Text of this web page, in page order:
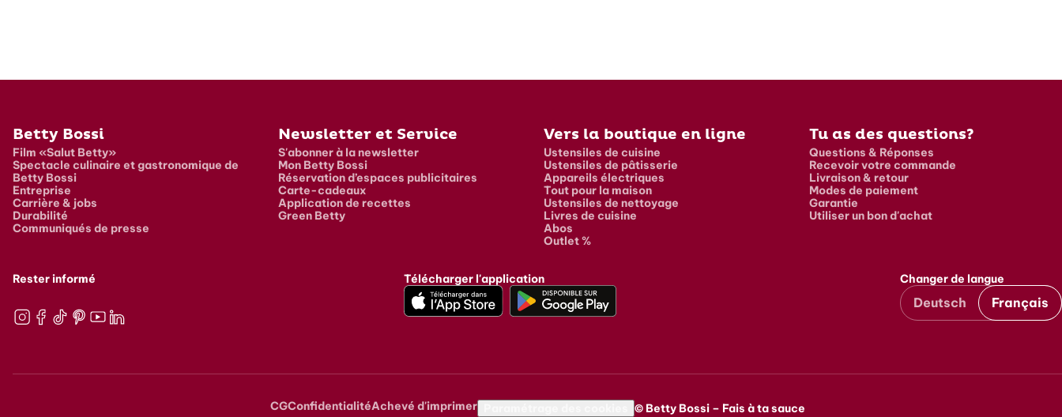
Pied de page
Betty Bossi
Film «Salut Betty»
Spectacle culinaire et gastronomique de
Betty Bossi
Entreprise
Carrière & jobs
Durabilité
Communiqués de presse
Newsletter et Service
S'abonner à la newsletter
Mon Betty Bossi
Réservation d’espaces publicitaires
Carte-cadeaux
Application de recettes
Green Betty
Vers la boutique en ligne
Ustensiles de cuisine
Ustensiles de pâtisserie
Appareils électriques
Tout pour la maison
Ustensiles de nettoyage
Livres de cuisine
Abos
Outlet %
Tu as des questions?
Questions & Réponses
Recevoir votre commande
Livraison & retour
Modes de paiement
Garantie
Utiliser un bon d'achat
Rester informé Télécharger l'application Changer de langue
Deutsch Français
Metanavigation
CGConfidentialitéAchevé d'imprimer © Betty Bossi – Fais à ta sauce